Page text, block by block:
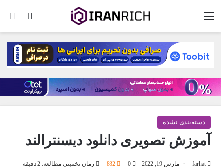
تغییر منو
دسته‌بندی نشده
آموزش تصویری دانلود دیسنترالند
farhat مارس 19, 2022 0
832 زمان تخمینی مطالعه: 2 دقیقه